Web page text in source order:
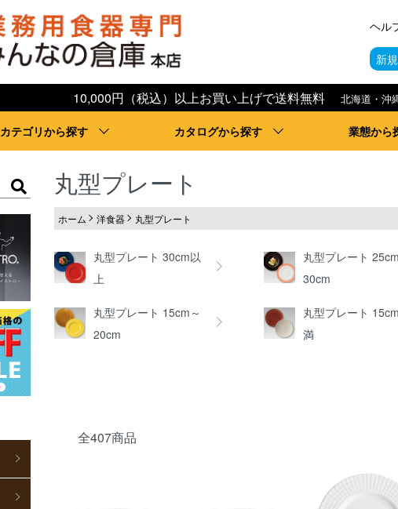
10,000円（税込）以上お買い上げで送料無料 北海道・沖
カテゴリから探す カタログから探す 業態から
ヘル
新
丸型プレート
ホーム 洋食器 丸型プレート
丸型プレート 30cm以
上
丸型プレート
30cm
丸型プレート 15cm～
20cm
丸型プレート
満
全407商品